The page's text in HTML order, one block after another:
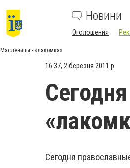
Новини
Оголошення
Масленицы - «лакомка»
16:37, 2 березня 2011 р.
Сегодня